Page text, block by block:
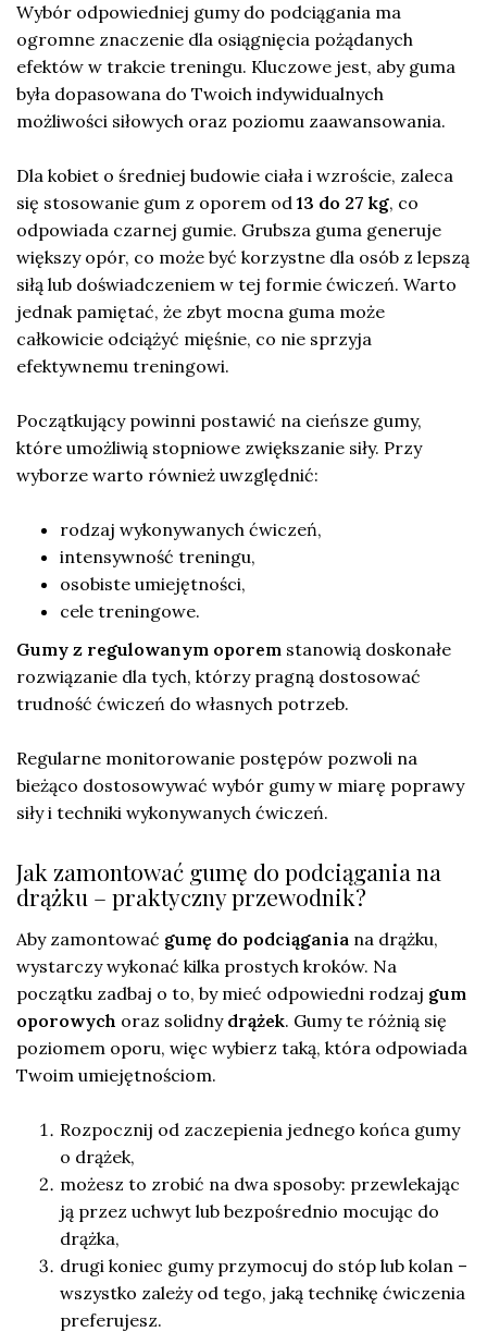
Wybór odpowiedniej gumy do podciągania ma
ogromne znaczenie dla osiągnięcia pożądanych
efektów w trakcie treningu. Kluczowe jest, aby guma
była dopasowana do Twoich indywidualnych
możliwości siłowych oraz poziomu zaawansowania.
Dla kobiet o średniej budowie ciała i wzroście, zaleca
się stosowanie gum z oporem od13 do 27 kg, co
odpowiada czarnej gumie. Grubsza guma generuje
większy opór, co może być korzystne dla osób z lepszą
siłą lub doświadczeniem w tej formie ćwiczeń. Warto
jednak pamiętać, że zbyt mocna guma może
całkowicie odciążyć mięśnie, co nie sprzyja
efektywnemu treningowi.
Początkujący powinni postawić na cieńsze gumy,
które umożliwią stopniowe zwiększanie siły. Przy
wyborze warto również uwzględnić:
rodzaj wykonywanych ćwiczeń,
intensywność treningu,
osobiste umiejętności,
cele treningowe.
Gumy z regulowanym oporem stanowią doskonałe
rozwiązanie dla tych, którzy pragną dostosować
trudność ćwiczeń do własnych potrzeb.
Regularne monitorowanie postępów pozwoli na
bieżąco dostosowywać wybór gumy w miarę poprawy
siły i techniki wykonywanych ćwiczeń.
Jak zamontować gumę do podciągania na
drążku – praktyczny przewodnik?
Aby zamontować gumę do podciągania na drążku,
wystarczy wykonać kilka prostych kroków. Na
początku zadbaj o to, by mieć odpowiedni rodzaj gum
oporowych oraz solidny drążek. Gumy te różnią się
poziomem oporu, więc wybierz taką, która odpowiada
Twoim umiejętnościom.
Rozpocznij od zaczepienia jednego końca gumy
o drążek,
możesz to zrobić na dwa sposoby: przewlekając
ją przez uchwyt lub bezpośrednio mocując do
drążka,
drugi koniec gumy przymocuj do stóp lub kolan –
wszystko zależy od tego, jaką technikę ćwiczenia
preferujesz.